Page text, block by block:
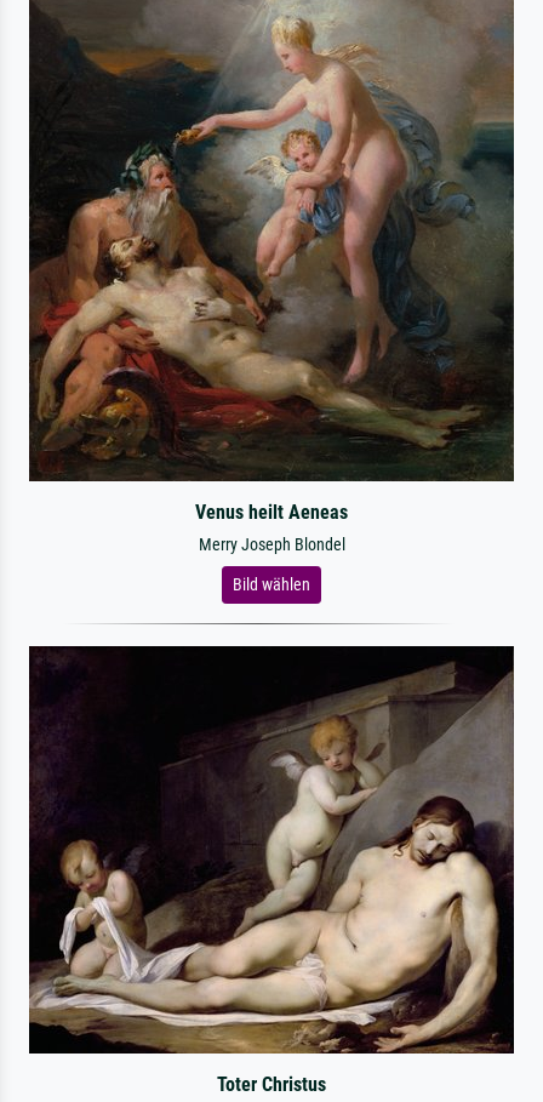
Venus heilt Aeneas
Merry Joseph Blondel
Bild wählen
Toter Christus